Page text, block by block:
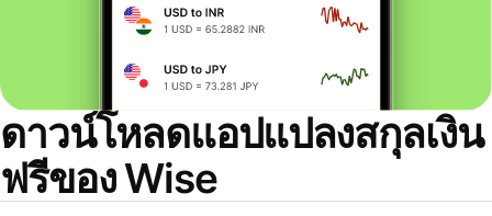
ดาวน์โหลดแอปแปลงสกุลเงิน
ฟรีของ Wise